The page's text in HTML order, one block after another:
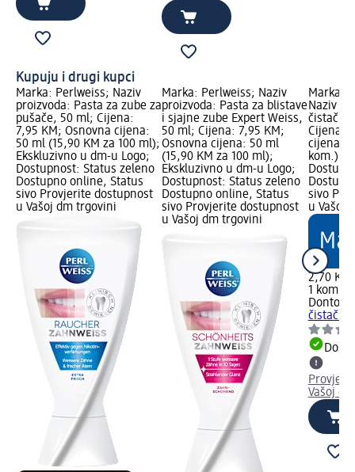
Kupuju i drugi kupci
Marka: Perlweiss; Naziv
proizvoda: Pasta za zube za
pušače, 50 ml; Cijena:
7,95 KM; Osnovna cijena:
50 ml (15,90 KM za 100 ml);
Ekskluzivno u dm-u Logo;
Dostupnost: Status zeleno
Dostupno online, Status
sivo Provjerite dostupnost
u Vašoj dm trgovini
Marka: Perlweiss; Naziv
proizvoda: Pasta za blistave
i sjajne zube Expert Weiss,
50 ml; Cijena: 7,95 KM;
Osnovna cijena: 50 ml
(15,90 KM za 100 ml);
Ekskluzivno u dm-u Logo;
Dostupnost: Status zeleno
Dostupno online, Status
sivo Provjerite dostupnost
u Vašoj dm trgovini
Marka:
Naziv
čistač
Cijena:
cijena: 1
kom.);
sivo
u Vašoj
2,70 KM
1 kom.
čistač
Vašoj